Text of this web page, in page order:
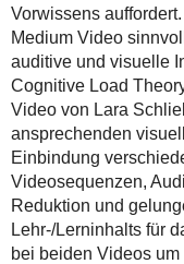
Vorwissens
Medium Video
auditive und visuelle
Cognitive Load
Video von Lara
ansprechenden
Einbindung
Videosequenzen,
Reduktion und
Lehr-/Lerninhalts für
bei beiden Videos